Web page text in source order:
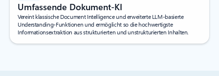
Umfassende Dokument-KI
Vereint klassische Document Intelligence und erweiterte LLM-basierte
Understanding-Funktionen und ermöglicht so die hochwertigste
Informationsextraktion aus strukturierten und unstrukturierten Inhalten.